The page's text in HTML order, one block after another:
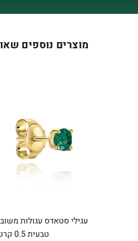
מוצרים נוספים
עגילי סטאדס עגולות
טבעית 0.5 קרט